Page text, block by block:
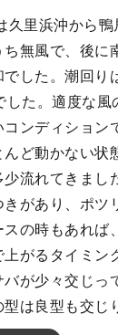
久里浜沖から鴨
無風で、後に
した。潮回り
した。適度な風
ンディション
ど動かない状
流れてきまし
があり、ポツ
の時もあれば
がるタイミン
が少々交じっ
は良型も交じ